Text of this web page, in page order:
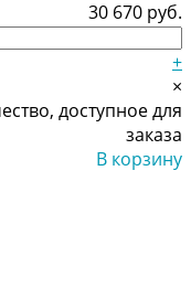
30 670 руб.
+
×
доступное для
заказа
В корзину